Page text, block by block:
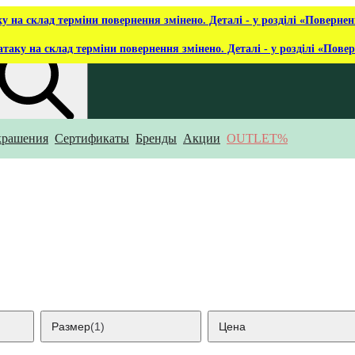
на склад терміни повернення змінено. Деталі - у розділі
на склад терміни повернення змінено. Деталі - у розділі
ты ищешь?Сертификаты Бренды Акции OUTLET%
Размер(1) Цена